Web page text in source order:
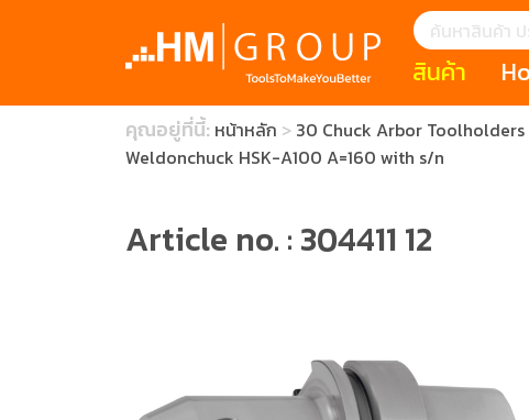
สินค้า
แนะนำ
clearance sale
มีดคัตเตอร์นิรภัย
สินค้าแนะนำประเภ
เครื่องมือสำหรับกา
HOFFMANN
บทความ
คุณอยู่ที่นี้: หน้าหลัก 30 Chuck Arbor
Weldonchuck HSK-A100 A=160 with s/n
Article no. : 304411 12